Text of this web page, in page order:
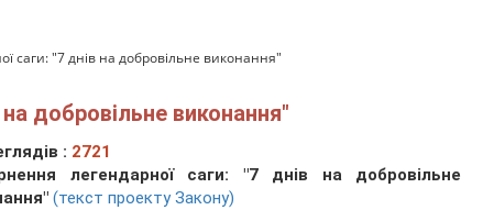
саги: "7 днів на добровільне виконання"
добровільне виконання"
: 2721
легендарної саги: "7 днів на добровільне
(текст проекту Закону)